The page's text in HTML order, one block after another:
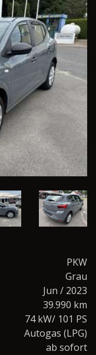
PKW
Grau
Jun / 2023
39.990 km
74 kW/ 101 PS
Autogas (LPG)
ab sofort